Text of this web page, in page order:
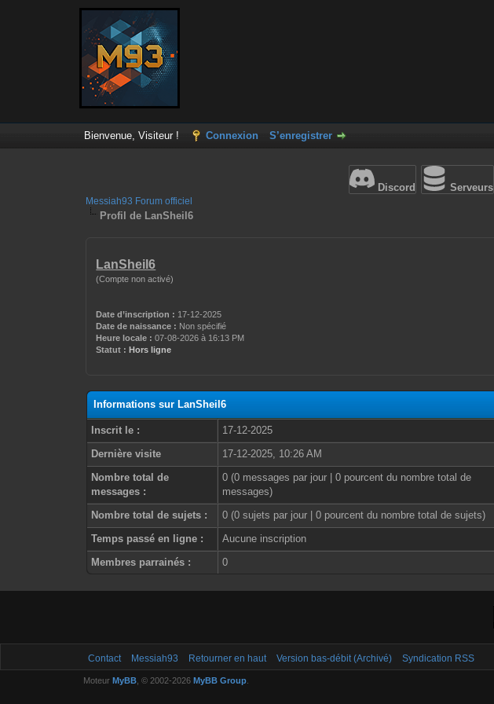
Bienvenue, Visiteur ! Connexion S’enregistrer
Discord Serveurs
Messiah93 Forum officiel
Profil de LanSheil6
LanSheil6
(Compte non activé)
Date d’inscription : 17-12-2025
Date de naissance : Non spécifié
Heure locale : 07-08-2026 à 16:13 PM
Statut : Hors ligne
Informations sur LanSheil6
Inscrit le :
17-12-2025
Dernière visite
17-12-2025, 10:26 AM
Nombre total de
messages :
0 (0 messages par jour | 0 pourcent du nombre total de
messages)
Nombre total de sujets :
0 (0 sujets par jour | 0 pourcent du nombre total de sujets)
Temps passé en ligne :
Aucune inscription
Membres parrainés :
0
Contact Messiah93 Retourner en haut Version bas-débit (Archivé) Syndication RSS
Moteur MyBB, © 2002-2026 MyBB Group.